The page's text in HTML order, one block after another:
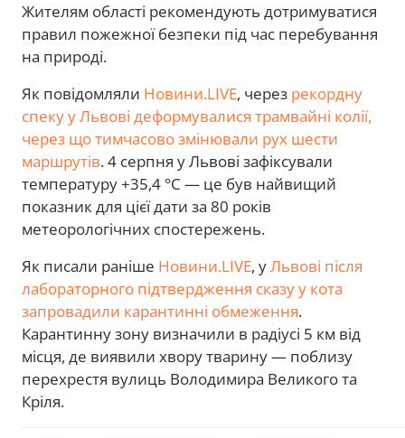
Жителям області рекомендують дотримуватися
правил пожежної безпеки під час перебування
на природі.
Як повідомляли Новини.LIVE, через рекордну
спеку у Львові деформувалися трамвайні колії,
через що тимчасово змінювали рух шести
маршрутів. 4 серпня у Львові зафіксували
температуру +35,4 °C — це був найвищий
показник для цієї дати за 80 років
метеорологічних спостережень.
Як писали раніше Новини.LIVE, уЛьвові після
лабораторного підтвердження сказу у кота
запровадили карантинні обмеження.
Карантинну зону визначили в радіусі 5 км від
місця, де виявили хвору тварину — поблизу
перехрестя вулиць Володимира Великого та
Кріля.